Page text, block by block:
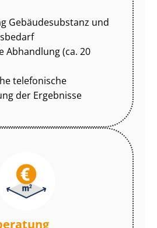
Gebäudesubstanz und
Abhandlung (ca. 20
telefonische
der Ergebnisse